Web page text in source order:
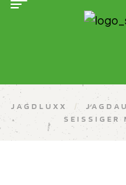
JAGDLUXX /
SEISSIGER